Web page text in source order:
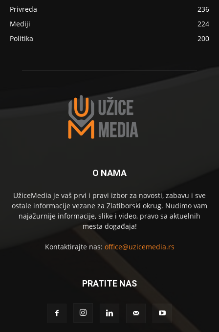
Privreda
236
Mediji
224
Politika
200
O NAMA
UžiceMedia je vaš prvi i pravi izbor za novosti, zabavu i sve
ostale informacije vezane za Zlatiborski okrug. Nudimo vam
najažurnije informacije, slike i video, pravo sa aktuelnih
mesta događaja!
Kontaktirajte nas: office@uzicemedia.rs
PRATITE NAS